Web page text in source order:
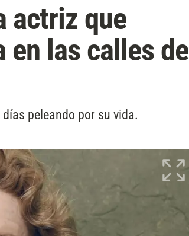
actriz que
en las calles de
peleando por su vida.